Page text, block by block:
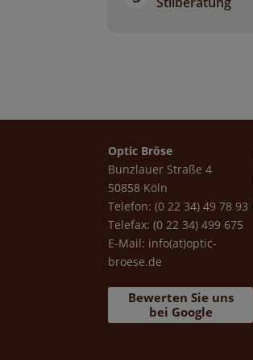
Optic Bröse
Bunzlauer Straße 4
50858 Köln
Telefon: (0 22 34) 49 78 93
Telefax: (0 22 34) 499 675
E-Mail: info(at)optic-
broese.de
Bewerten Sie uns
bei Google